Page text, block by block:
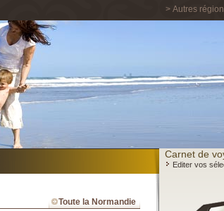
> Autres
Carnet de
Editer vos
Toute la Normandie